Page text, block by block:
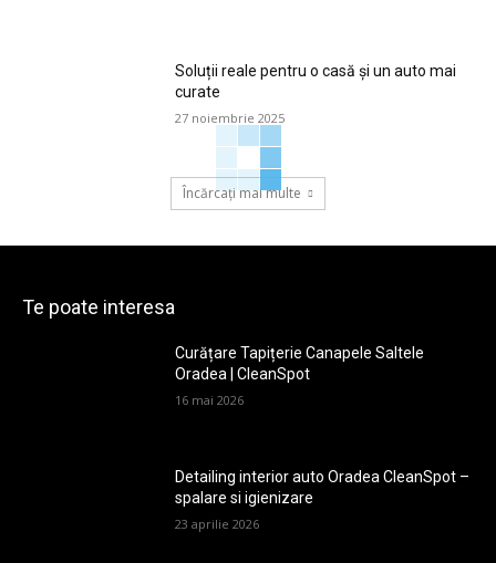
Soluții reale pentru o casă și un auto mai
curate
27 noiembrie 2025
Încărcați mai multe
Te poate interesa
Curățare Tapițerie Canapele Saltele
Oradea | CleanSpot
16 mai 2026
Detailing interior auto Oradea CleanSpot –
spalare si igienizare
23 aprilie 2026